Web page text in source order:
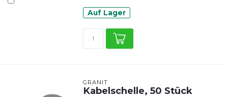
Auf Lager
GRANIT
Kabelschelle, 50 Stück